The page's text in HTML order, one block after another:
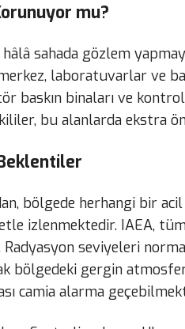
mu?
sahada gözlem
laboratuvarlar ve
baskın binaları ve
bu alanlarda ekstra
bölgede herhangi bir
izlenmektedir. IAEA,
seviyeleri
bölgedeki gergin
camia alarma